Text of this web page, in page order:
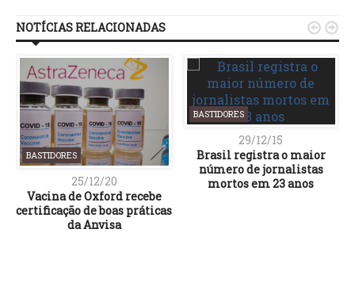
NOTÍCIAS RELACIONADAS
BASTIDORES
25/12/20
Vacina de Oxford recebe
certificação de boas práticas
da Anvisa
BASTIDORES
29/12/15
Brasil registra o maior
número de jornalistas
mortos em 23 anos
 